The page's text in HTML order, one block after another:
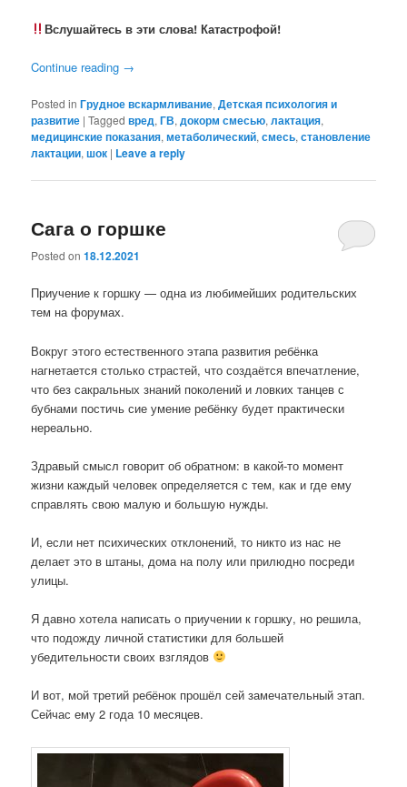
Вслушайтесь в эти слова! Катастрофой!
Continue reading →
Posted in Грудное вскармливание,Детская психология и
развитие |Tagged вред,ГВ,докорм смесью,лактация,
медицинские показания,метаболический,смесь,становление
лактации,шок | Leave a reply
Сага о горшке
Posted on18.12.2021
Приучение к горшку — одна из любимейших родительских
тем на форумах.
Вокруг этого естественного этапа развития ребёнка
нагнетается столько страстей, что создаётся впечатление,
что без сакральных знаний поколений и ловких танцев с
бубнами постичь сие умение ребёнку будет практически
нереально.
Здравый смысл говорит об обратном: в какой-то момент
жизни каждый человек определяется с тем, как и где ему
справлять свою малую и большую нужды.
И, если нет психических отклонений, то никто из нас не
делает это в штаны, дома на полу или прилюдно посреди
улицы.
Я давно хотела написать о приучении к горшку, но решила,
что подожду личной статистики для большей
убедительности своих взглядов
И вот, мой третий ребёнок прошёл сей замечательный этап.
Сейчас ему 2 года 10 месяцев.